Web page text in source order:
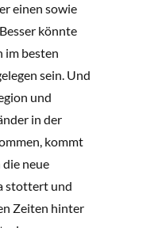
einen sowie
könnte
im besten
sein. Und
und
in der
kommt
neue
stottert und
Zeiten hinter